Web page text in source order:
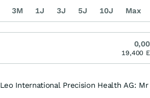
Leo International Precision Health AG:
3M 1J 3J 5J 10J Max
19,400